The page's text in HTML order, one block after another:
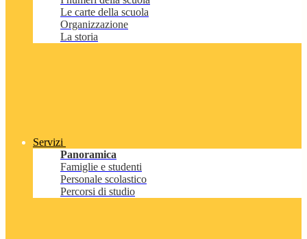
Le carte della scuola
Organizzazione
La storia
Servizi
Panoramica
Famiglie e studenti
Personale scolastico
Percorsi di studio